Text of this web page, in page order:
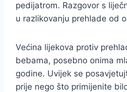
pedijatrom. Razgovor s
u razlikovanju prehlade od
Većina lijekova protiv
bebama, posebno onima
godine. Uvijek se
prije nego što primijenite